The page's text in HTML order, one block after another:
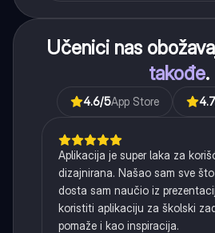
Učenici nas
takođe.
4.6/5App Store 4.7
Aplikacija je super laka za
dizajnirana. Našao sam sve
dosta sam naučio iz
koristiti aplikaciju za školski
pomaže i kao inspiracija.